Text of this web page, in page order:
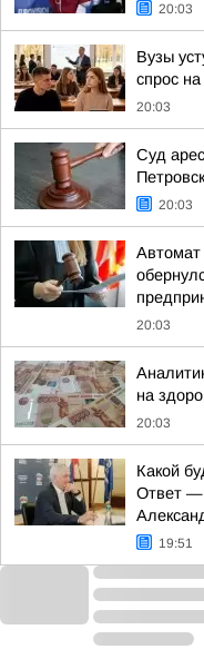
20:03
Вузы
спрос
20:03
Суд
20:03
Автомат
20:03
на
20:03
Какой
Ответ —
19:51